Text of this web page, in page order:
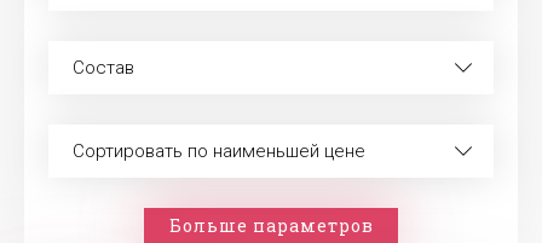
Состав
Сортировать по наименьшей цене
Больше параметров